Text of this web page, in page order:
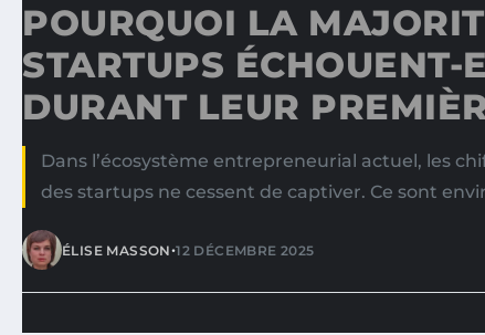
POURQUOI LA
STARTUPS ÉCHOUENT-
DURANT LEUR
Dans l’écosystème entrepreneurial actuel, les
des startups ne cessent de captiver. Ce sont
ÉLISE MASSON•12 DÉCEMBRE 2025